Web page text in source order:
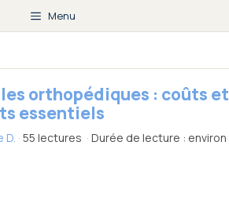
Menu
orthopédiques : coûts et
essentiels
D. · 55 lectures · Durée de lecture : environ